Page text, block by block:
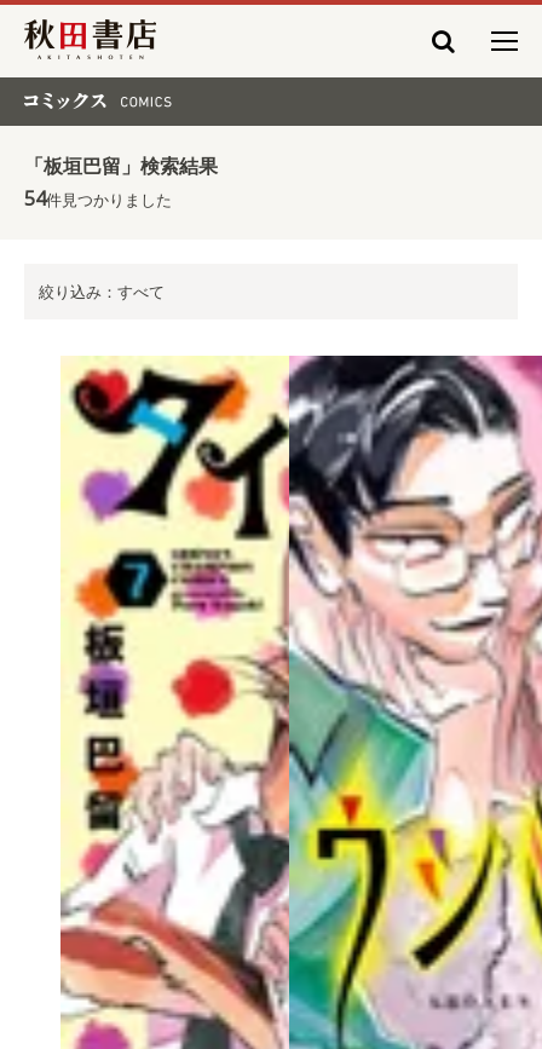
秋田書店
「板垣巴留」検索結果
54件見つかりました
絞り込み：すべて